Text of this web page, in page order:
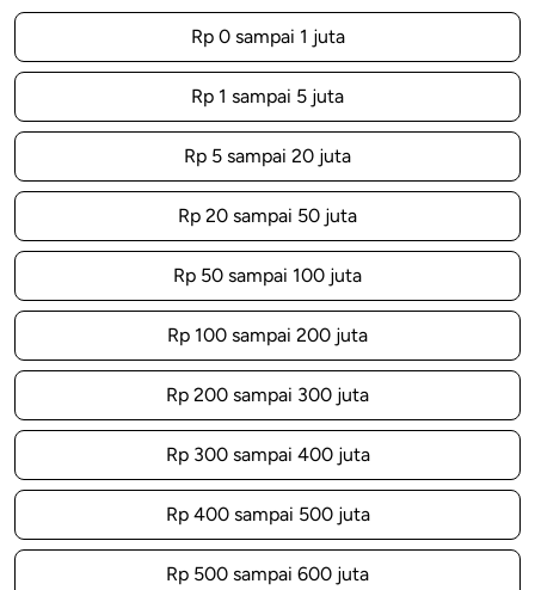
Rp 0 sampai 1 juta
Rp 1 sampai 5 juta
Rp 5 sampai 20 juta
Rp 20 sampai 50 juta
Rp 50 sampai 100 juta
Rp 100 sampai 200 juta
Rp 200 sampai 300 juta
Rp 300 sampai 400 juta
Rp 400 sampai 500 juta
Rp 500 sampai 600 juta